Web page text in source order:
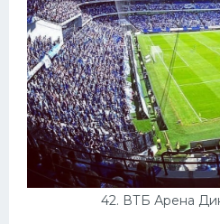
42. ВТБ Арена